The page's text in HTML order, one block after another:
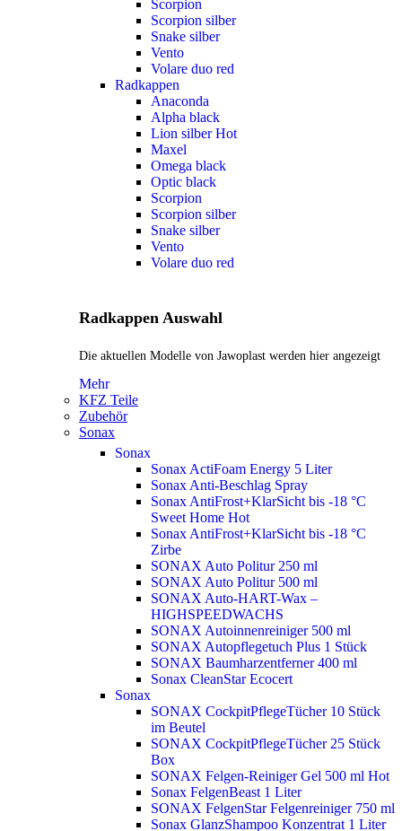
Scorpion
Scorpion silber
Snake silber
Vento
Volare duo red
Radkappen
Anaconda
Alpha black
Lion silberHot
Maxel
Omega black
Optic black
Scorpion
Scorpion silber
Snake silber
Vento
Volare duo red
Radkappen Auswahl
Die aktuellen Modelle von Jawoplast werden hier angezeigt
Mehr
KFZ Teile
Zubehör
Sonax
Sonax
Sonax ActiFoam Energy 5 Liter
Sonax Anti-Beschlag Spray
Sonax AntiFrost+KlarSicht bis -18 °C
Sweet Home Hot
Sonax AntiFrost+KlarSicht bis -18 °C
Zirbe
SONAX Auto Politur 250 ml
SONAX Auto Politur 500 ml
SONAX Auto-HART-Wax –
HIGHSPEEDWACHS
SONAX Autoinnenreiniger 500 ml
SONAX Autopflegetuch Plus 1 Stück
SONAX Baumharzentferner 400 ml
Sonax CleanStar Ecocert
Sonax
SONAX CockpitPflegeTücher 10 Stück
im Beutel
SONAX CockpitPflegeTücher 25 Stück
Box
SONAX Felgen-Reiniger Gel 500 ml Hot
Sonax FelgenBeast 1 Liter
SONAX FelgenStar Felgenreiniger 750 ml
Sonax GlanzShampoo Konzentrat 1 Liter